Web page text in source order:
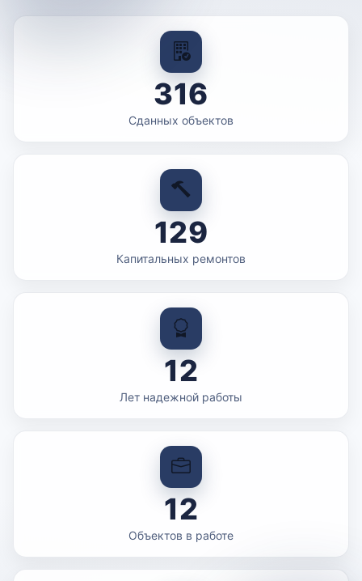
316
Сданных объектов
129
Капитальных ремонтов
12
Лет надежной работы
12
Объектов в работе